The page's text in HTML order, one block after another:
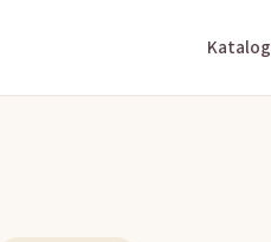
Katalog